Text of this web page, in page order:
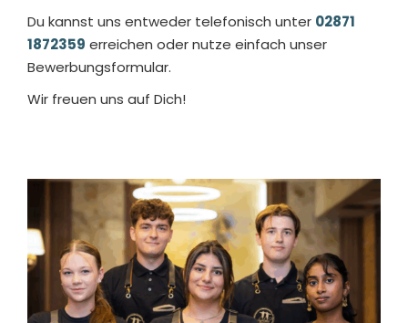
Du kannst uns entweder telefonisch unter 02871
1872359 erreichen oder nutze einfach unser
Bewerbungsformular.
Wir freuen uns auf Dich!